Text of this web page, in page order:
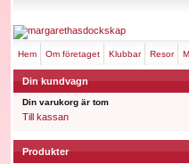
hem om företaget klubbar resor
Din kundvagn
Din varukorg är tom
Till kassan
Produkter